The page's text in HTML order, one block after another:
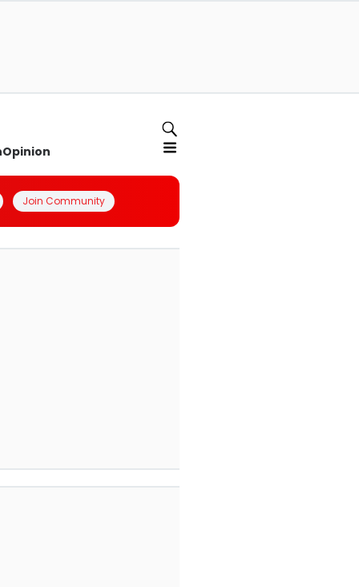
Opinion
Join Community